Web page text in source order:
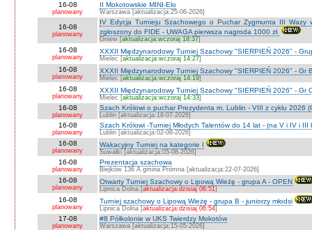
16-08
planowany
II Mokotowskie MINI-Elo
Warszawa [aktualizacja:25-06-2026]
16-08
planowany
IV Edycja Turnieju Szachowego o Puchar Zygmunta III Wazy
zgłoszony do FIDE - UWAGA pierwsza nagroda 1000 zł.
Gniew [aktualizacja:wczoraj 18:37]
16-08
planowany
XXXII Międzynarodowy Turniej Szachowy "SIERPIEŃ 2026" -
Mielec [aktualizacja:wczoraj 14:27]
16-08
planowany
XXXII Międzynarodowy Turniej Szachowy "SIERPIEŃ 2026" - Gr
Mielec [aktualizacja:wczoraj 14:19]
16-08
planowany
XXXII Międzynarodowy Turniej Szachowy "SIERPIEŃ 2026" - Gr
Mielec [aktualizacja:wczoraj 14:33]
16-08
planowany
Szach Królowi o puchar Prezydenta m. Lublin - VIII z cyklu 2026
Lublin [aktualizacja:18-07-2026]
16-08
planowany
Szach Królowi -Turniej Młodych Talentów do 14 lat - (na V i IV i III
Lublin [aktualizacja:02-08-2026]
16-08
planowany
Wakacyjny Turniej na kategorie I
Suwałki [aktualizacja:05-08-2026]
16-08
planowany
Prezentacja szachowa
Biejków 136 A gmina Promna [aktualizacja:22-07-2026]
16-08
planowany
Otwarty Turniej Szachowy o Lipową Wieżę - grupa A - OPEN
Lipnica Dolna [aktualizacja:dzisiaj 06:51]
16-08
planowany
Turniej szachowy o Lipową Wieżę - grupa B - juniorzy młodsi
Lipnica Dolna [aktualizacja:dzisiaj 06:54]
17-08
planowany
#8 Półkolonie w UKS Twierdzy Mokotów
Warszawa [aktualizacja:15-05-2026]